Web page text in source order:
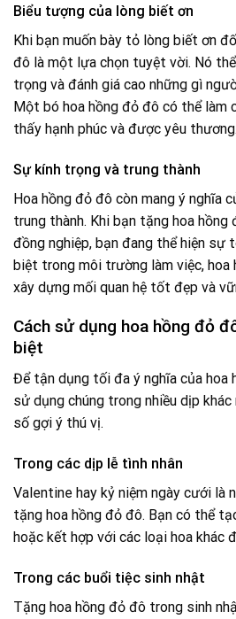
Biểu tượng của lòng biết ơn
Khi bạn muốn bày tỏ lòng biết ơn
đô là một lựa chọn tuyệt vời. Nó
trọng và đánh giá cao những gì
Một bó hoa hồng đỏ đô có thể làm
thấy hạnh phúc và được yêu thương.
Sự kính trọng và trung thành
Hoa hồng đỏ đô còn mang ý nghĩa
trung thành. Khi bạn tặng hoa
đồng nghiệp, bạn đang thể hiện sự
biệt trong môi trường làm việc, hoa
xây dựng mối quan hệ tốt đẹp và
Cách sử dụng hoa hồng đỏ
biệt
Để tận dụng tối đa ý nghĩa của hoa
sử dụng chúng trong nhiều dịp
số gợi ý thú vị.
Trong các dịp lễ tình nhân
Valentine hay kỷ niệm ngày cưới là
tặng hoa hồng đỏ đô. Bạn có thể
hoặc kết hợp với các loại hoa khác
Trong các buổi tiệc sinh nhật
Tặng hoa hồng đỏ đô trong sinh